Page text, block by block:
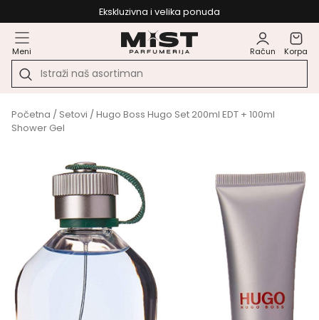
Ekskluzivna i velika ponuda
Meni Račun Korpa
Početna / Setovi / Hugo Boss Hugo Set 200ml EDT + 100ml
Shower Gel